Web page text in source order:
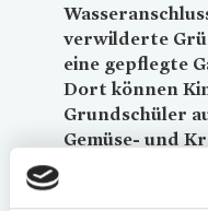
verwilderte
eine gepflegte
Dort können
Grundschüler
Gemüse- und